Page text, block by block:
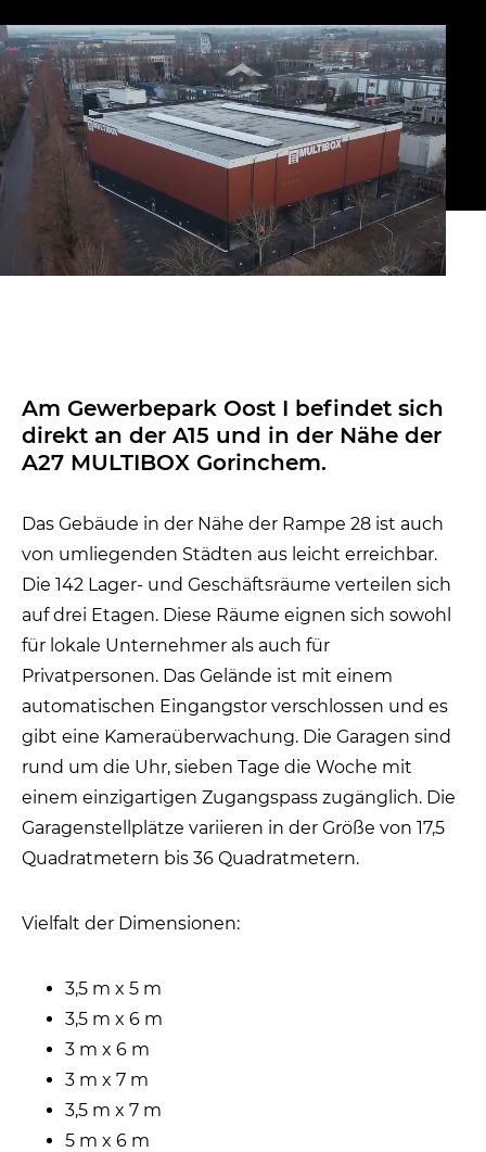
Am Gewerbepark Oost I befindet sich
direkt an der A15 und in der Nähe der
A27 MULTIBOX Gorinchem.
Das Gebäude in der Nähe der Rampe 28 ist auch
von umliegenden Städten aus leicht erreichbar.
Die 142 Lager- und Geschäftsräume verteilen sich
auf drei Etagen. Diese Räume eignen sich sowohl
für lokale Unternehmer als auch für
Privatpersonen. Das Gelände ist mit einem
automatischen Eingangstor verschlossen und es
gibt eine Kameraüberwachung. Die Garagen sind
rund um die Uhr, sieben Tage die Woche mit
einem einzigartigen Zugangspass zugänglich. Die
Garagenstellplätze variieren in der Größe von 17,5
Quadratmetern bis 36 Quadratmetern.
Vielfalt der Dimensionen:
3,5 m x 5 m
3,5 m x 6 m
3 m x 6 m
3 m x 7 m
3,5 m x 7 m
5 m x 6 m